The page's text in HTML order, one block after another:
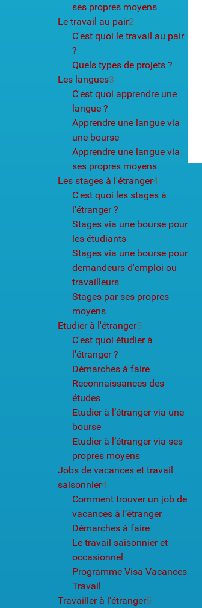
ses propres moyens
Le travail au pair2
C'est quoi le travail au pair
?
Quels types de projets ?
Les langues3
C'est quoi apprendre une
langue ?
Apprendre une langue via
une bourse
Apprendre une langue via
ses propres moyens
Les stages à l'étranger4
C'est quoi les stages à
l'étranger ?
Stages via une bourse pour
les étudiants
Stages via une bourse pour
demandeurs d'emploi ou
travailleurs
Stages par ses propres
moyens
Etudier à l'étranger5
C'est quoi étudier à
l'étranger ?
Démarches à faire
Reconnaissances des
études
Etudier à l’étranger via une
bourse
Etudier à l’étranger via ses
propres moyens
Jobs de vacances et travail
saisonnier4
Comment trouver un job de
vacances à l’étranger
Démarches à faire
Le travail saisonnier et
occasionnel
Programme Visa Vacances
Travail
Travailler à l'étranger5